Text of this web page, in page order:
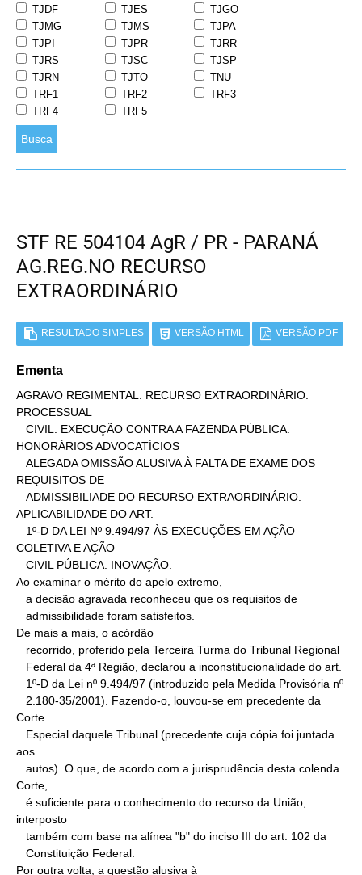
TJDF
TJES
TJGO
TJMG
TJMS
TJPA
TJPI
TJPR
TJRR
TJRS
TJSC
TJSP
TJRN
TJTO
TNU
TRF1
TRF2
TRF3
TRF4
TRF5
Busca
STF RE 504104 AgR / PR - PARANÁ
AG.REG.NO RECURSO
EXTRAORDINÁRIO
RESULTADO SIMPLES VERSÃO HTML VERSÃO PDF
Ementa
AGRAVO REGIMENTAL. RECURSO EXTRAORDINÁRIO.
PROCESSUAL
HONORÁRIOS ADVOCATÍCIOS
REQUISITOS DE
APLICABILIDADE DO ART.
COLETIVA E AÇÃO
Ao examinar o mérito do apelo extremo,
De mais a mais, o acórdão
Corte
aos
Corte,
interposto
Por outra volta, a questão alusiva à